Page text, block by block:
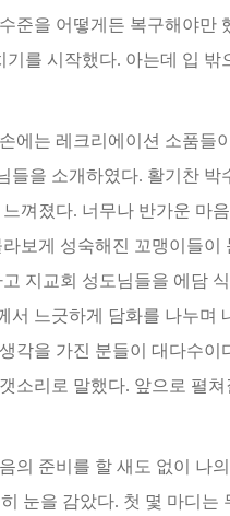
준을 어떻게든 복구해야만
기를 시작했다. 아는데 입 밖
에는 레크리 에이션 소품들
들을 소개하였다. 활기찬 박
껴졌다. 너무나 반가운 마
보게 성숙해진 꼬맹이들이
지교회 성도님들을 에담
느긋하게 담화를 나누며
각을 가진 분들이 대다수이
소리로 말했다. 앞으로 펼
의 준비를 할 새도 없이 나
눈을 감았다. 첫 몇 마디는